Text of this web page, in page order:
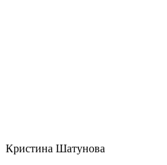
Кристина Шатунова